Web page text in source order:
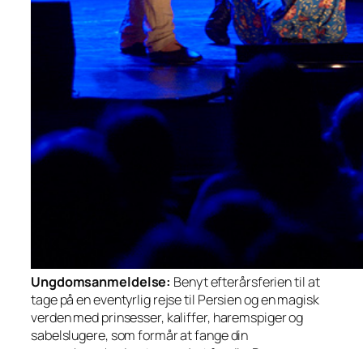
Ungdomsanmeldelse: Benyt efterårsferien til at
tage på en eventyrlig rejse til Persien og en magisk
verden med prinsesser, kaliffer, haremspiger og
sabelslugere, som formår at fange din